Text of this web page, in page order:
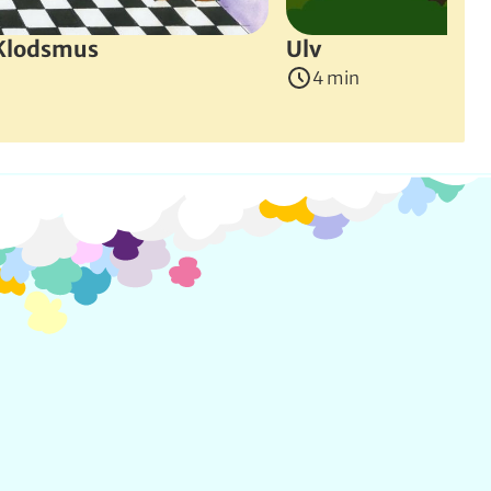
Ulv
4 min